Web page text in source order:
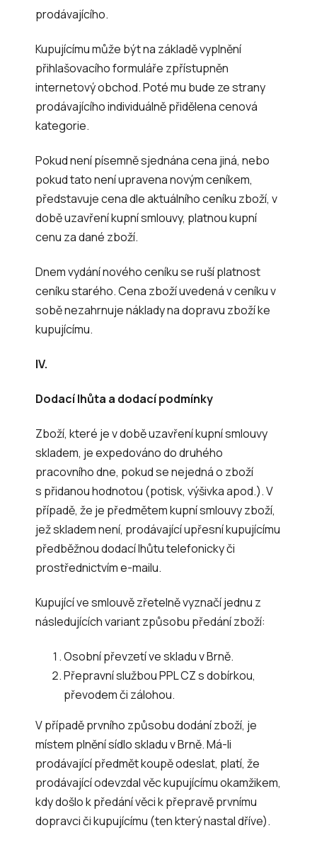
prodávajícího.
Kupujícímu může být na základě vyplnění
přihlašovacího formuláře zpřístupněn
internetový obchod. Poté mu bude ze strany
prodávajícího individuálně přidělena cenová
kategorie.
Pokud není písemně sjednána cena jiná, nebo
pokud tato není upravena novým ceníkem,
představuje cena dle aktuálního ceníku zboží, v
době uzavření kupní smlouvy, platnou kupní
cenu za dané zboží.
Dnem vydání nového ceníku se ruší platnost
ceníku starého. Cena zboží uvedená v ceníku v
sobě nezahrnuje náklady na dopravu zboží ke
kupujícímu.
IV.
Dodací lhůta a dodací podmínky
Zboží, které je v době uzavření kupní smlouvy
skladem, je expedováno do druhého
pracovního dne, pokud se nejedná o zboží
s přidanou hodnotou (potisk, výšivka apod.). V
případě, že je předmětem kupní smlouvy zboží,
jež skladem není, prodávající upřesní kupujícímu
předběžnou dodací lhůtu telefonicky či
prostřednictvím e-mailu.
Kupující ve smlouvě zřetelně vyznačí jednu z
následujících variant způsobu předání zboží:
Osobní převzetí ve skladu v Brně.
Přepravní službou PPL CZ s dobírkou,
převodem či zálohou.
V případě prvního způsobu dodání zboží, je
místem plnění sídlo skladu v Brně. Má-li
prodávající předmět koupě odeslat, platí, že
prodávající odevzdal věc kupujícímu okamžikem,
kdy došlo k předání věci k přepravě prvnímu
dopravci či kupujícímu (ten který nastal dříve).